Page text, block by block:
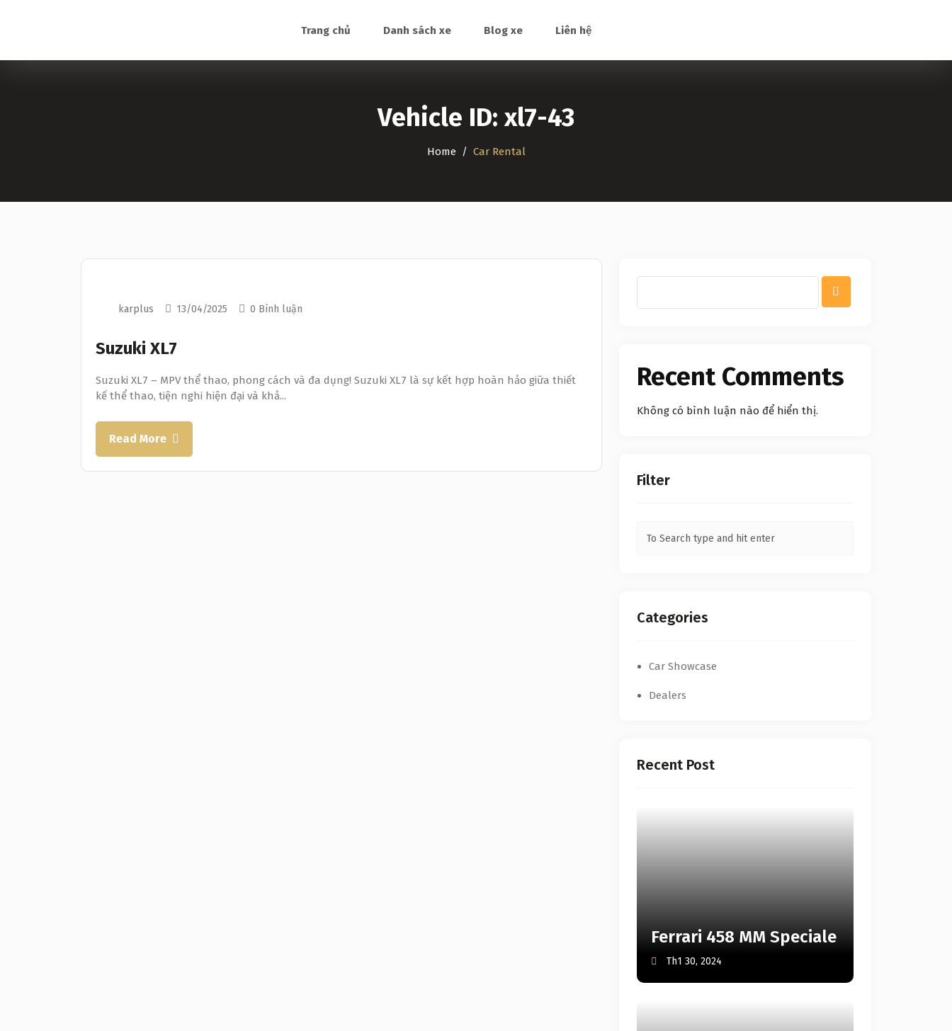
Trang chủ Danh sách xe Blog xe Liên hệ
Vehicle ID:xl7-43
Home Car Rental
karplus 13/04/2025 0 Bình luận
Suzuki XL7
Suzuki XL7 – MPV thể thao, phong cách và đa dụng! Suzuki XL7 là sự kết hợp hoàn hảo giữa thiết
kế thể thao, tiện nghi hiện đại và khả...
Read More
Recent Comments
Không có bình luận nào để hiển thị.
Filter
Categories
Car Showcase
Dealers
Recent Post
Ferrari 458 MM Speciale
Th1 30, 2024